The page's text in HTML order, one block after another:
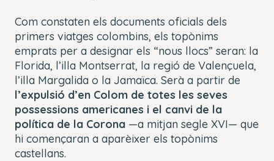
Com constaten els documents oficials dels
primers viatges colombins, els topònims
emprats per a designar els “nous llocs” seran: la
Florida, l’illa Montserrat, la regió de Valençuela,
l’illa Margalida o la Jamaïca. Serà a partir de
l’expulsió d’en Colom de totes les seves
possessions americanes i el canvi de la
política de la Corona —a mitjan segle XVI— que
hi començaran a aparèixer els topònims
castellans.